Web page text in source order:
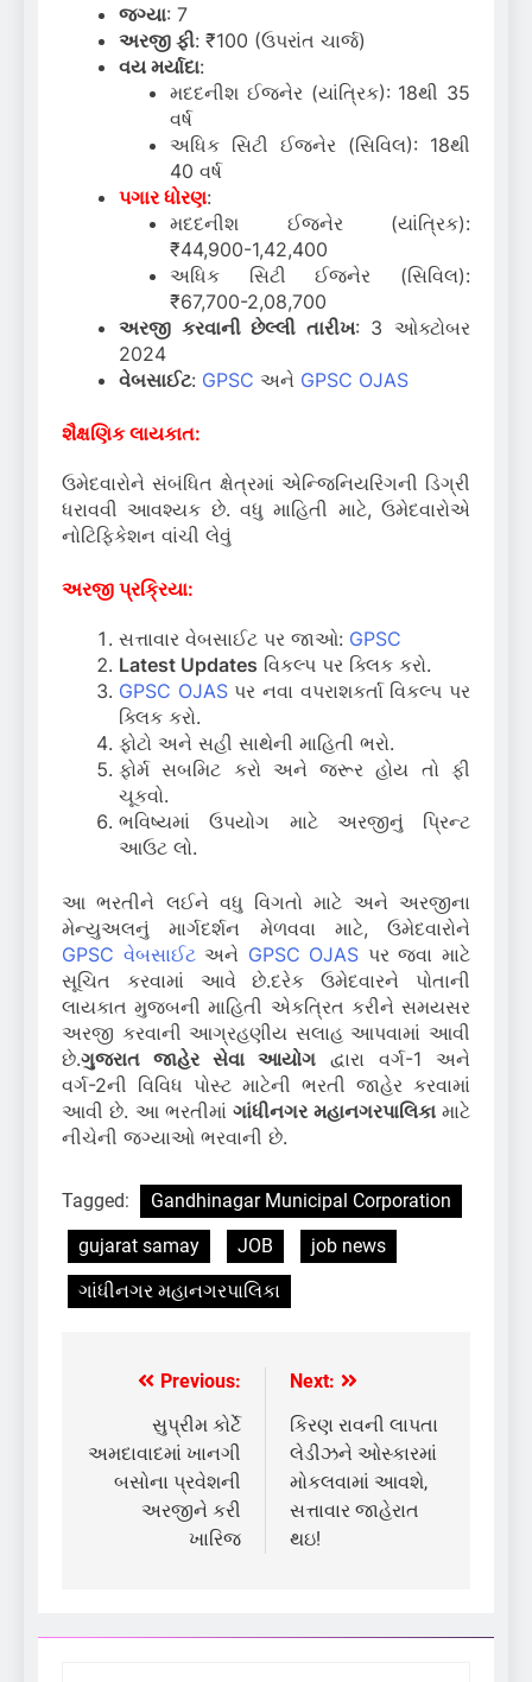
જગ્યા: 7
અરજી ફી: ₹100 (ઉપરાંત ચાર્જ)
વય મર્યાદા:
મદદનીશ ઈજનેર (યાંત્રિક): 18થી 35
વર્ષ
અધિક સિટી ઈજનેર (સિવિલ): 18થી
40 વર્ષ
પગાર ધોરણ:
મદદનીશ ઈજનેર (યાંત્રિક):
₹44,900-1,42,400
અધિક સિટી ઈજનેર (સિવિલ):
₹67,700-2,08,700
અરજી કરવાની છેલ્લી તારીખ: 3 ઓક્ટોબર
2024
વેબસાઈટ: GPSC અને GPSC OJAS
શૈક્ષણિક લાયકાત:
ઉમેદવારોને સંબંધિત ક્ષેત્રમાં એન્જિનિયરિંગની ડિગ્રી
ધરાવવી આવશ્યક છે. વધુ માહિતી માટે, ઉમેદવારોએ
નોટિફિકેશન વાંચી લેવું
અરજી પ્રક્રિયા:
સત્તાવાર વેબસાઈટ પર જાઓ: GPSC
Latest Updates વિકલ્પ પર ક્લિક કરો.
GPSC OJASપર નવા વપરાશકર્તા વિકલ્પ પર
ક્લિક કરો.
ફોટો અને સહી સાથેની માહિતી ભરો.
ફોર્મ સબમિટ કરો અને જરૂર હોય તો ફી
ચૂકવો.
ભવિષ્યમાં ઉપયોગ માટે અરજીનું પ્રિન્ટ
આઉટ લો.
આ ભરતીને લઈને વધુ વિગતો માટે અને અરજીના
મેન્યુઅલનું માર્ગદર્શન મેળવવા માટે, ઉમેદવારોને
GPSC વેબસાઈટઅને GPSC OJAS પર જવા માટે
સૂચિત કરવામાં આવે છે.દરેક ઉમેદવારને પોતાની
લાયકાત મુજબની માહિતી એકત્રિત કરીને સમયસર
અરજી કરવાની આગ્રહણીય સલાહ આપવામાં આવી
છે.ગુજરાત જાહેર સેવા આયોગ દ્વારા વર્ગ-1 અને
વર્ગ-2ની વિવિધ પોસ્ટ માટેની ભરતી જાહેર કરવામાં
આવી છે. આ ભરતીમાંગાંધીનગર મહાનગરપાલિકામાટે
નીચેની જગ્યાઓ ભરવાની છે.
Tagged:
Gandhinagar Municipal Corporation
gujarat samay
JOB
job news
ગાંધીનગર મહાનગરપાલિકા
Post
navigation
Previous:
સુપ્રીમ કોર્ટે
અમદાવાદમાં ખાનગી
બસોના પ્રવેશની
અરજીને કરી
ખારિજ
Next:
કિરણ રાવની લાપતા
લેડીઝને ઓસ્કારમાં
મોકલવામાં આવશે,
સત્તાવાર જાહેરાત
થઇ!